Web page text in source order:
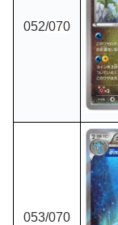
052/070
053/070